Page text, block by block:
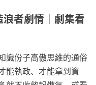
者劇情｜劇集看
識份子高傲思維的通俗
能執政、才能拿到資